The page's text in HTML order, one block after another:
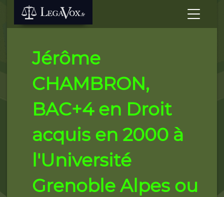
Jérôme
CHAMBRON,
BAC+4 en Droit
acquis en 2000 à
l'Université
Grenoble Alpes ou